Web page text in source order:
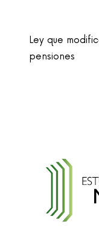
Ley que
pensiones
Reglamento
Registro